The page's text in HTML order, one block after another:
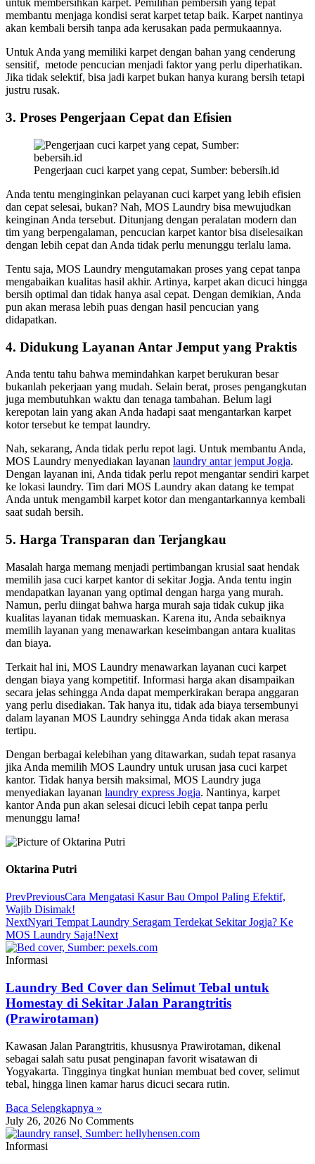
untuk membersihkan karpet. Pemilihan pembersih yang tepat
membantu menjaga kondisi serat karpet tetap baik. Karpet nantinya
akan kembali bersih tanpa ada kerusakan pada permukaannya.
Untuk Anda yang memiliki karpet dengan bahan yang cenderung
sensitif, metode pencucian menjadi faktor yang perlu diperhatikan.
Jika tidak selektif, bisa jadi karpet bukan hanya kurang bersih tetapi
justru rusak.
3. Proses Pengerjaan Cepat dan Efisien
Pengerjaan cuci karpet yang cepat, Sumber: bebersih.id
Anda tentu menginginkan pelayanan cuci karpet yang lebih efisien
dan cepat selesai, bukan? Nah, MOS Laundry bisa mewujudkan
keinginan Anda tersebut. Ditunjang dengan peralatan modern dan
tim yang berpengalaman, pencucian karpet kantor bisa diselesaikan
dengan lebih cepat dan Anda tidak perlu menunggu terlalu lama.
Tentu saja, MOS Laundry mengutamakan proses yang cepat tanpa
mengabaikan kualitas hasil akhir. Artinya, karpet akan dicuci hingga
bersih optimal dan tidak hanya asal cepat. Dengan demikian, Anda
pun akan merasa lebih puas dengan hasil pencucian yang
didapatkan.
4. Didukung Layanan Antar Jemput yang Praktis
Anda tentu tahu bahwa memindahkan karpet berukuran besar
bukanlah pekerjaan yang mudah. Selain berat, proses pengangkutan
juga membutuhkan waktu dan tenaga tambahan. Belum lagi
kerepotan lain yang akan Anda hadapi saat mengantarkan karpet
kotor tersebut ke tempat laundry.
Nah, sekarang, Anda tidak perlu repot lagi. Untuk membantu Anda,
MOS Laundry menyediakan layanan laundry antar jemput Jogja.
Dengan layanan ini, Anda tidak perlu repot mengantar sendiri karpet
ke lokasi laundry. Tim dari MOS Laundry akan datang ke tempat
Anda untuk mengambil karpet kotor dan mengantarkannya kembali
saat sudah bersih.
5. Harga Transparan dan Terjangkau
Masalah harga memang menjadi pertimbangan krusial saat hendak
memilih jasa cuci karpet kantor di sekitar Jogja. Anda tentu ingin
mendapatkan layanan yang optimal dengan harga yang murah.
Namun, perlu diingat bahwa harga murah saja tidak cukup jika
kualitas layanan tidak memuaskan. Karena itu, Anda sebaiknya
memilih layanan yang menawarkan keseimbangan antara kualitas
dan biaya.
Terkait hal ini, MOS Laundry menawarkan layanan cuci karpet
dengan biaya yang kompetitif. Informasi harga akan disampaikan
secara jelas sehingga Anda dapat memperkirakan berapa anggaran
yang perlu disediakan. Tak hanya itu, tidak ada biaya tersembunyi
dalam layanan MOS Laundry sehingga Anda tidak akan merasa
tertipu.
Dengan berbagai kelebihan yang ditawarkan, sudah tepat rasanya
jika Anda memilih MOS Laundry untuk urusan jasa cuci karpet
kantor. Tidak hanya bersih maksimal, MOS Laundry juga
menyediakan layanan laundry express Jogja. Nantinya, karpet
kantor Anda pun akan selesai dicuci lebih cepat tanpa perlu
menunggu lama!
Oktarina Putri
PrevPreviousCara Mengatasi Kasur Bau Ompol Paling Efektif,
Wajib Disimak!
NextNyari Tempat Laundry Seragam Terdekat Sekitar Jogja? Ke
MOS Laundry Saja!Next
Informasi
Laundry Bed Cover dan Selimut Tebal untuk
Homestay di Sekitar Jalan Parangtritis
(Prawirotaman)
Kawasan Jalan Parangtritis, khususnya Prawirotaman, dikenal
sebagai salah satu pusat penginapan favorit wisatawan di
Yogyakarta. Tingginya tingkat hunian membuat bed cover, selimut
tebal, hingga linen kamar harus dicuci secara rutin.
Baca Selengkapnya »
July 26, 2026 No Comments
Informasi